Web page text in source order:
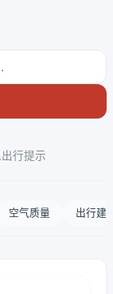
行提示
空气质量 出行建